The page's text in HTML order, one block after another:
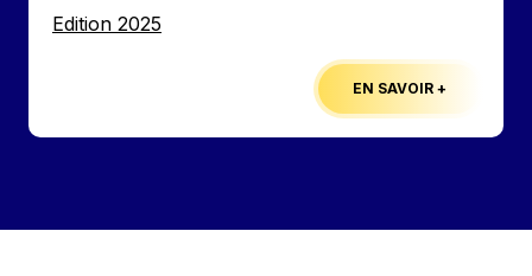
Edition
Edition 2025
EN SAVOIR +